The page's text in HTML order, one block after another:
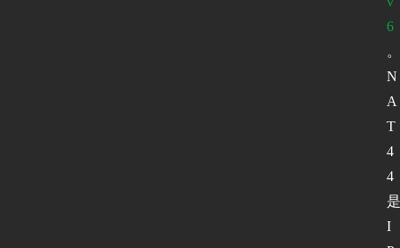
6
。
N
A
T
4
4
是
I